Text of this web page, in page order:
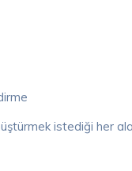
istediği her